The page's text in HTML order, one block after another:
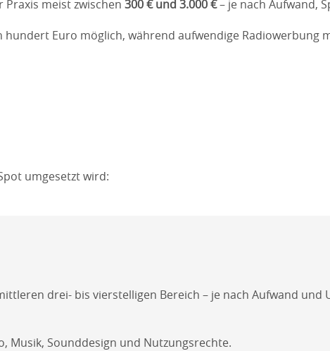
meist zwischen 300 € und 3.000 €– je nach Aufwand,
Euro möglich, während aufwendige Radiowerbung
umgesetzt wird:
drei- bis vierstelligen Bereich – je nach Aufwand und
Musik, Sounddesign und Nutzungsrechte.